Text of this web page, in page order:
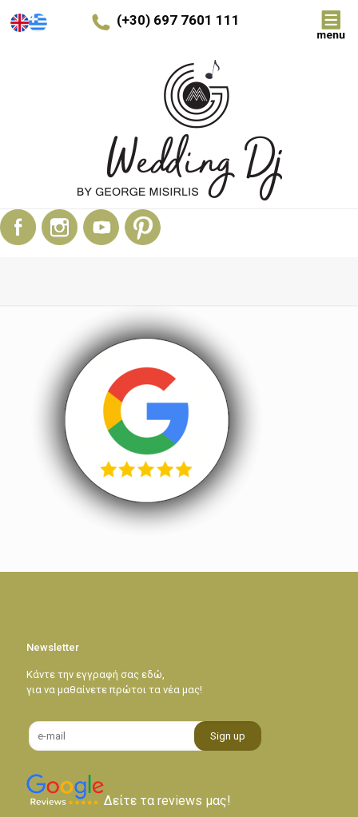
(+30) 697 7601 111
Newsletter
Κάντε την εγγραφή σας εδώ,
για να μαθαίνετε πρώτοι τα νέα μας!
Δείτε τα reviews μας!